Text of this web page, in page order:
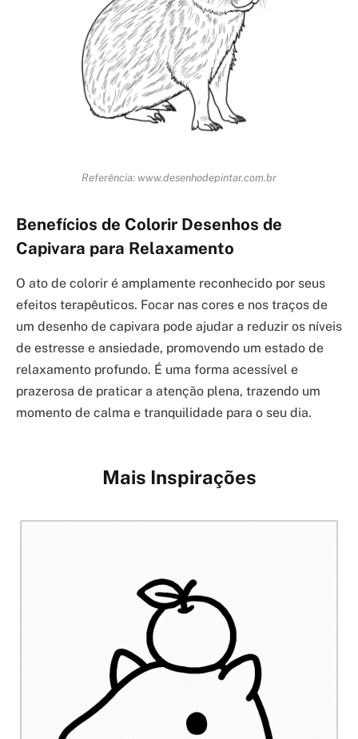
Referência: www.desenhodepintar.com.br
Benefícios de Colorir Desenhos de
Capivara para Relaxamento
O ato de colorir é amplamente reconhecido por seus
efeitos terapêuticos. Focar nas cores e nos traços de
um desenho de capivara pode ajudar a reduzir os níveis
de estresse e ansiedade, promovendo um estado de
relaxamento profundo. É uma forma acessível e
prazerosa de praticar a atenção plena, trazendo um
momento de calma e tranquilidade para o seu dia.
Mais Inspirações